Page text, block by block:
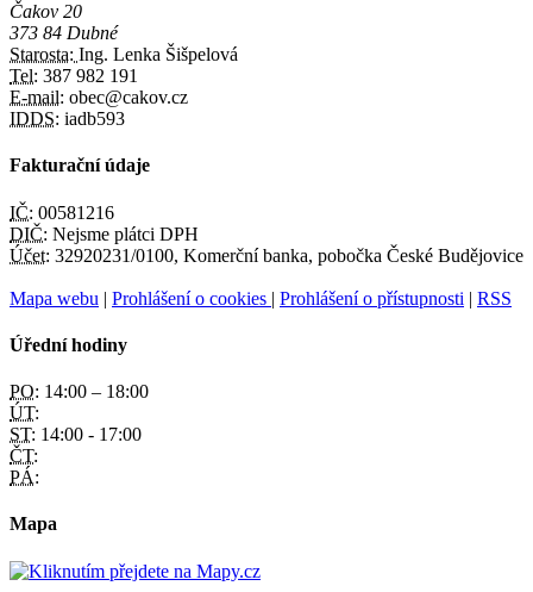
Čakov 20
373 84 Dubné
Starosta: Ing. Lenka Šišpelová
Tel: 387 982 191
E-mail: obec@cakov.cz
IDDS: iadb593
Fakturační údaje
IČ: 00581216
DIČ: Nejsme plátci DPH
Účet: 32920231/0100, Komerční banka, pobočka České Budějovice
Mapa webu | Prohlášení o cookies | Prohlášení o přístupnosti | RSS
Úřední hodiny
PO: 14:00 – 18:00
ÚT:
ST: 14:00 - 17:00
ČT:
PÁ:
Mapa